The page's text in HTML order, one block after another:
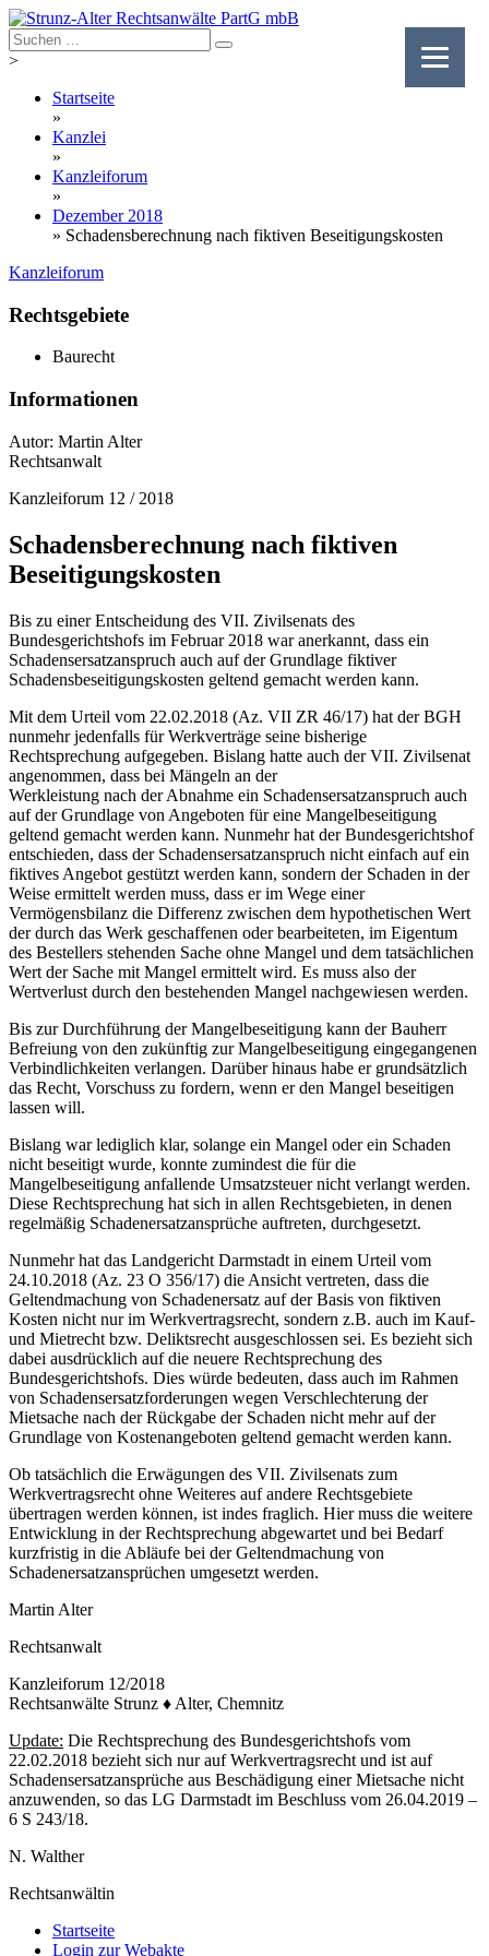
Skip
to
content
>
Startseite
»
Kanzlei
»
Kanzleiforum
»
Dezember 2018
» Schadensberechnung nach fiktiven Beseitigungskosten
Kanzleiforum
Rechtsgebiete
Baurecht
Informationen
Autor: Martin Alter
Rechtsanwalt
Kanzleiforum 12 / 2018
Schadensberechnung nach fiktiven
Beseitigungskosten
Bis zu einer Entscheidung des VII. Zivilsenats des
Bundesgerichtshofs im Februar 2018 war anerkannt, dass ein
Schadensersatzanspruch auch auf der Grundlage fiktiver
Schadensbeseitigungskosten geltend gemacht werden kann.
Mit dem Urteil vom 22.02.2018 (Az. VII ZR 46/17) hat der BGH
nunmehr jedenfalls für Werkverträge seine bisherige
Rechtsprechung aufgegeben. Bislang hatte auch der VII. Zivilsenat
angenommen, dass bei Mängeln an der
Werkleistung nach der Abnahme ein Schadensersatzanspruch auch
auf der Grundlage von Angeboten für eine Mangelbeseitigung
geltend gemacht werden kann. Nunmehr hat der Bundesgerichtshof
entschieden, dass der Schadensersatzanspruch nicht einfach auf ein
fiktives Angebot gestützt werden kann, sondern der Schaden in der
Weise ermittelt werden muss, dass er im Wege einer
Vermögensbilanz die Differenz zwischen dem hypothetischen Wert
der durch das Werk geschaffenen oder bearbeiteten, im Eigentum
des Bestellers stehenden Sache ohne Mangel und dem tatsächlichen
Wert der Sache mit Mangel ermittelt wird. Es muss also der
Wertverlust durch den bestehenden Mangel nachgewiesen werden.
Bis zur Durchführung der Mangelbeseitigung kann der Bauherr
Befreiung von den zukünftig zur Mangelbeseitigung eingegangenen
Verbindlichkeiten verlangen. Darüber hinaus habe er grundsätzlich
das Recht, Vorschuss zu fordern, wenn er den Mangel beseitigen
lassen will.
Bislang war lediglich klar, solange ein Mangel oder ein Schaden
nicht beseitigt wurde, konnte zumindest die für die
Mangelbeseitigung anfallende Umsatzsteuer nicht verlangt werden.
Diese Rechtsprechung hat sich in allen Rechtsgebieten, in denen
regelmäßig Schadenersatzansprüche auftreten, durchgesetzt.
Nunmehr hat das Landgericht Darmstadt in einem Urteil vom
24.10.2018 (Az. 23 O 356/17) die Ansicht vertreten, dass die
Geltendmachung von Schadenersatz auf der Basis von fiktiven
Kosten nicht nur im Werkvertragsrecht, sondern z.B. auch im Kauf-
und Mietrecht bzw. Deliktsrecht ausgeschlossen sei. Es bezieht sich
dabei ausdrücklich auf die neuere Rechtsprechung des
Bundesgerichtshofs. Dies würde bedeuten, dass auch im Rahmen
von Schadensersatzforderungen wegen Verschlechterung der
Mietsache nach der Rückgabe der Schaden nicht mehr auf der
Grundlage von Kostenangeboten geltend gemacht werden kann.
Ob tatsächlich die Erwägungen des VII. Zivilsenats zum
Werkvertragsrecht ohne Weiteres auf andere Rechtsgebiete
übertragen werden können, ist indes fraglich. Hier muss die weitere
Entwicklung in der Rechtsprechung abgewartet und bei Bedarf
kurzfristig in die Abläufe bei der Geltendmachung von
Schadenersatzansprüchen umgesetzt werden.
Martin Alter
Rechtsanwalt
Kanzleiforum 12/2018
Rechtsanwälte Strunz ♦ Alter, Chemnitz
Update: Die Rechtsprechung des Bundesgerichtshofs vom
22.02.2018 bezieht sich nur auf Werkvertragsrecht und ist auf
Schadensersatzansprüche aus Beschädigung einer Mietsache nicht
anzuwenden, so das LG Darmstadt im Beschluss vom 26.04.2019 –
6 S 243/18.
N. Walther
Rechtsanwältin
Startseite
Login zur Webakte